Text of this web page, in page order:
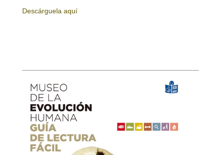
Descárguela aquí